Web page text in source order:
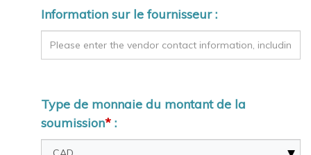
Information sur le fournisseur :
Type de monnaie du montant de la
soumission* :